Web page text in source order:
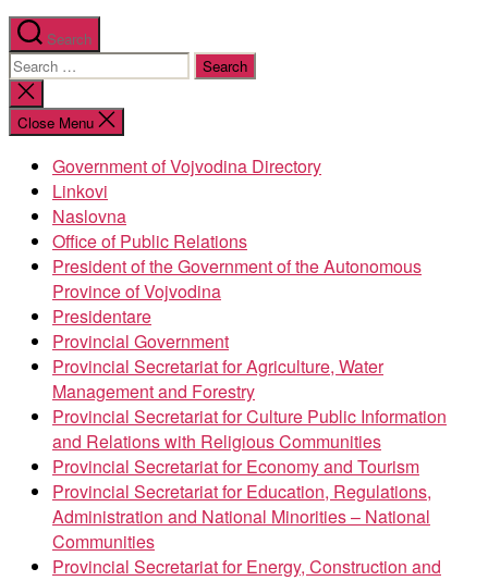
Search
Search
for:
Close
search
Close Menu
Government of Vojvodina Directory
Linkovi
Naslovna
Office of Public Relations
President of the Government of the Autonomous
Province of Vojvodina
Presidentare
Provincial Government
Provincial Secretariat for Agriculture, Water
Management and Forestry
Provincial Secretariat for Culture Public Information
and Relations with Religious Communities
Provincial Secretariat for Economy and Tourism
Provincial Secretariat for Education, Regulations,
Administration and National Minorities – National
Communities
Provincial Secretariat for Energy, Construction and